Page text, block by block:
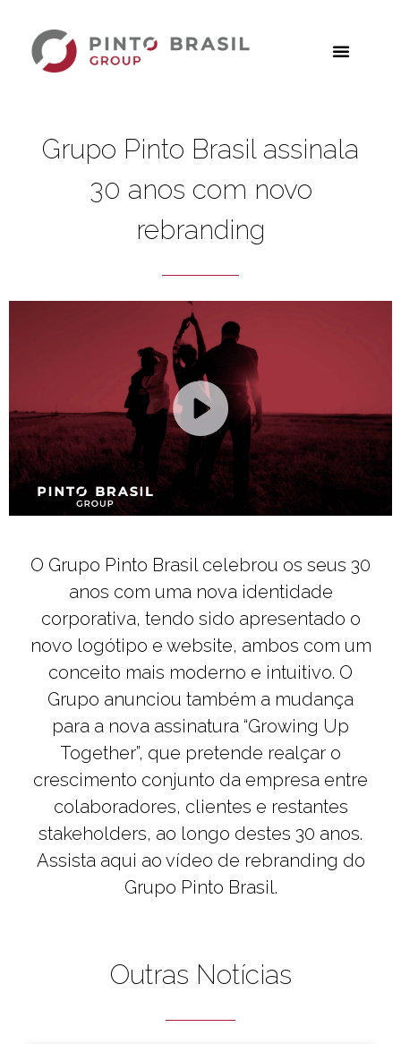
Grupo Pinto Brasil assinala
30 anos com novo
rebranding
O Grupo Pinto Brasil celebrou os seus 30
anos com uma nova identidade
corporativa, tendo sido apresentado o
novo logótipo e website, ambos com um
conceito mais moderno e intuitivo. O
Grupo anunciou também a mudança
para a nova assinatura “Growing Up
Together”, que pretende realçar o
crescimento conjunto da empresa entre
colaboradores, clientes e restantes
stakeholders, ao longo destes 30 anos.
Assista aqui ao vídeo de rebranding do
Grupo Pinto Brasil.
Outras Notícias